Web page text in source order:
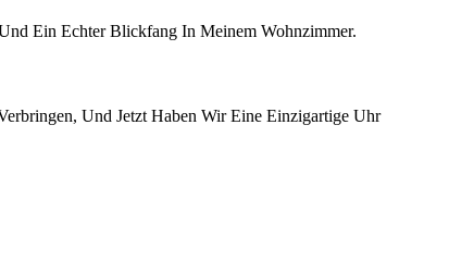
Ein Echter Blickfang In Meinem Wohnzimmer.
Und Jetzt Haben Wir Eine Einzigartige Uhr